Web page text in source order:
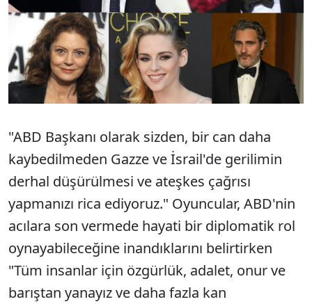
"ABD Başkanı olarak sizden, bir can daha
kaybedilmeden Gazze ve İsrail'de gerilimin
derhal düşürülmesi ve ateşkes çağrısı
yapmanızı rica ediyoruz." Oyuncular, ABD'nin
acılara son vermede hayati bir diplomatik rol
oynayabileceğine inandıklarını belirtirken
"Tüm insanlar için özgürlük, adalet, onur ve
barıştan yanayız ve daha fazla kan